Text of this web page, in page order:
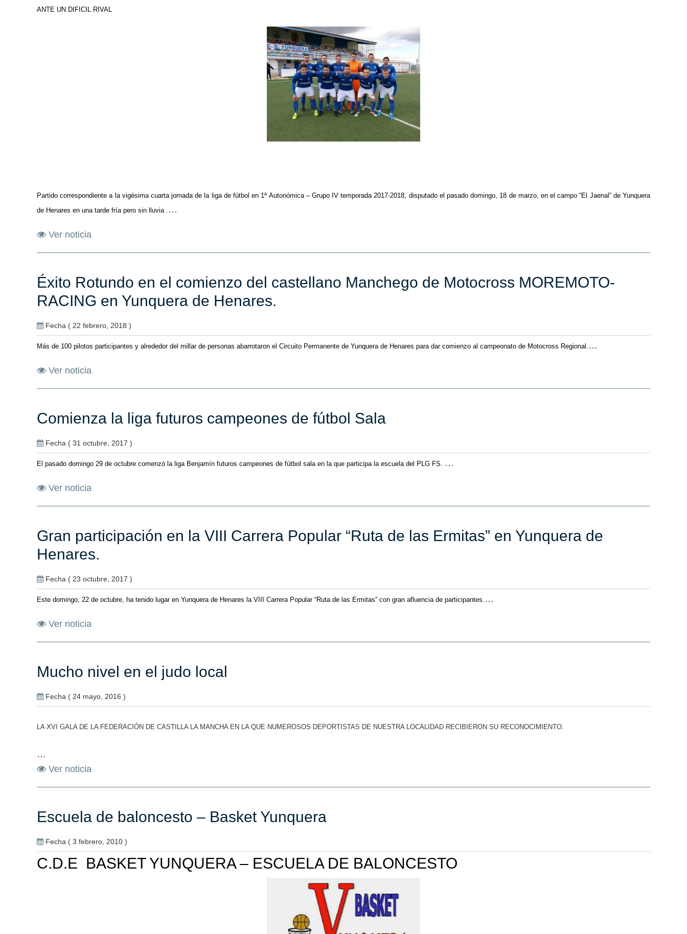
ANTE UN DIFICIL RIVAL
Partido correspondiente a la vigésima cuarta jornada de la liga de fútbol en 1ª Autonómica – Grupo IV temporada 2017-2018, disputado el pasado domingo, 18 de marzo, en el campo “El Jaenal” de Yunquera
de Henares en una tarde fría pero sin lluvia . …
Ver noticia
Éxito Rotundo en el comienzo del castellano Manchego de Motocross MOREMOTO-
RACING en Yunquera de Henares.
Fecha ( 22 febrero, 2018 )
Más de 100 pilotos participantes y alrededor del millar de personas abarrotaron el Circuito Permanente de Yunquera de Henares para dar comienzo al campeonato de Motocross Regional. …
Ver noticia
Comienza la liga futuros campeones de fútbol Sala
Fecha ( 31 octubre, 2017 )
El pasado domingo 29 de octubre comenzó la liga Benjamín futuros campeones de fútbol sala en la que participa la escuela del PLG FS. …
Ver noticia
Gran participación en la VIII Carrera Popular “Ruta de las Ermitas” en Yunquera de
Henares.
Fecha ( 23 octubre, 2017 )
Este domingo, 22 de octubre, ha tenido lugar en Yunquera de Henares la VIII Carrera Popular “Ruta de las Ermitas” con gran afluencia de participantes. …
Ver noticia
Mucho nivel en el judo local
Fecha ( 24 mayo, 2016 )
LA XVI GALA DE LA FEDERACIÓN DE CASTILLA LA MANCHA EN LA QUE NUMEROSOS DEPORTISTAS DE NUESTRA LOCALIDAD RECIBIERON SU RECONOCIMIENTO.
…
Ver noticia
Escuela de baloncesto – Basket Yunquera
Fecha ( 3 febrero, 2010 )
C.D.E BASKET YUNQUERA – ESCUELA DE BALONCESTO